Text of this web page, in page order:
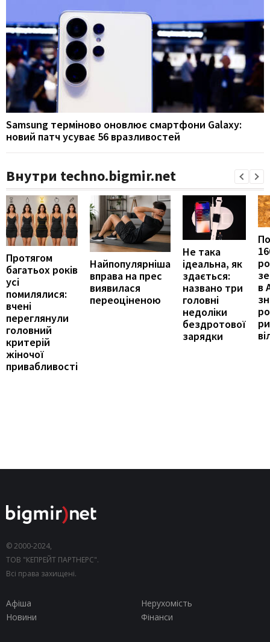
Samsung терміново оновлює смартфони Galaxy:
новий патч усуває 56 вразливостей
Внутри techno.bigmir.net
Протягом
багатьох років
усі
помилялися:
вчені
переглянули
головний
критерій
жіночої
привабливості
Найпопулярніша
вправа на прес
виявилася
переоціненою
Не така
ідеальна, як
здається:
названо три
головні
недоліки
бездротової
зарядки
в
© 2000-2024,
ТОВ "КЕПРЕЙТ ПАРТНЕРС".
Всі права захищені.
Афіша
Нерухомість
Новини
Фінанси